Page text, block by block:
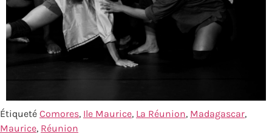
Étiqueté Comores, Ile Maurice, La Réunion, Madagascar,
Maurice, Réunion